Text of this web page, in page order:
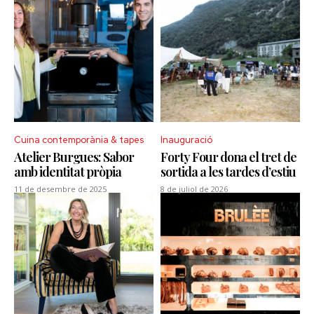
Cuina contemporània & tapes
Atelier Burgues: Sabor
amb identitat pròpia
11 de desembre de 2025
Inauguració
Forty Four dona el tret de
sortida a les tardes d’estiu
8 de juliol de 2026